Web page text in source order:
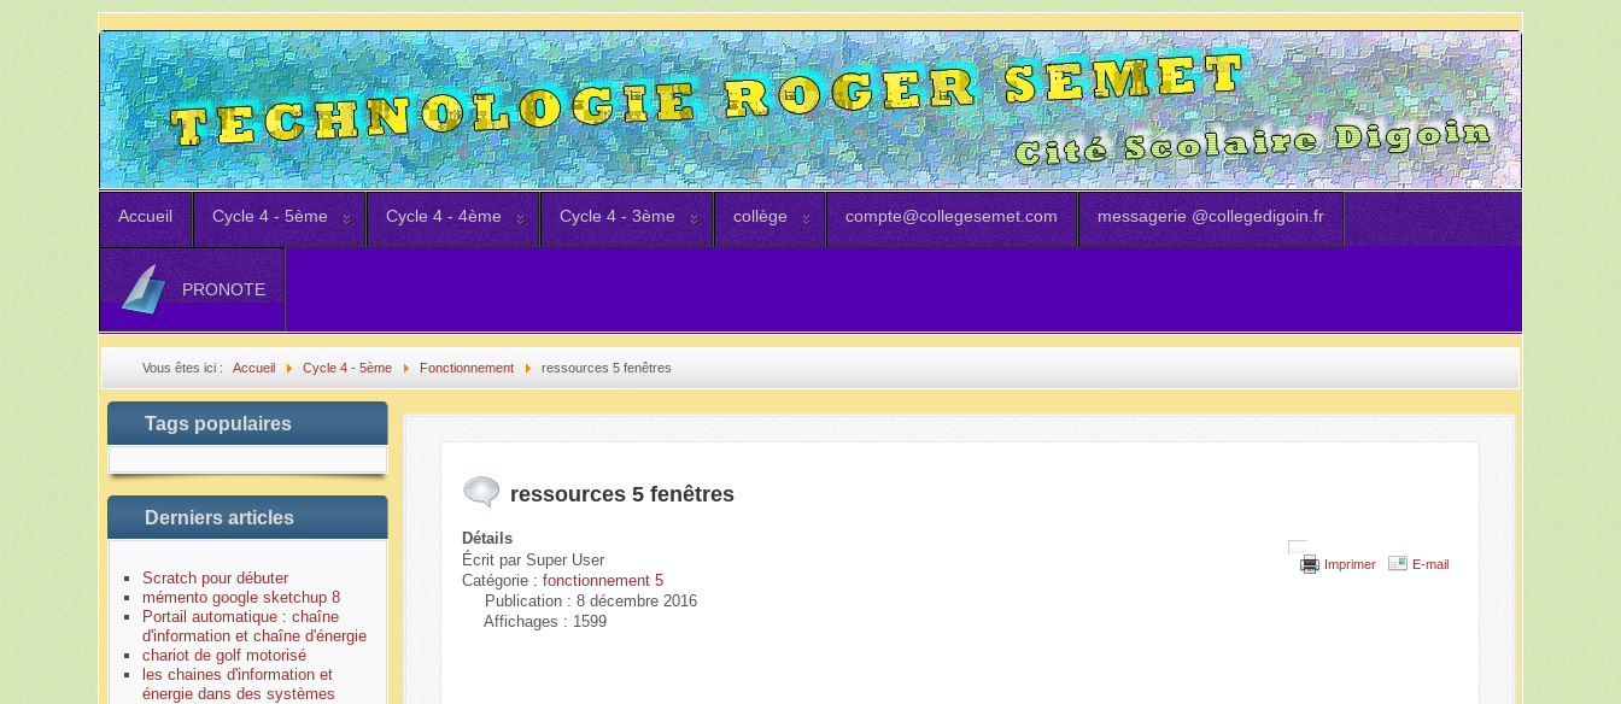
Accueil Cycle 4 - 5ème Cycle 4 - 4ème Cycle 4 - 3ème collège compte@collegesemet.com messagerie @collegedigoin.fr
PRONOTE
Vous êtes ici :Accueil Cycle 4 - 5ème Fonctionnement ressources 5 fenêtres
Tags populaires
Derniers articles
Scratch pour débuter
mémento google sketchup 8
Portail automatique : chaîne
d'information et chaîne d'énergie
chariot de golf motorisé
les chaines d'information et
énergie dans des systèmes
ressources 5 fenêtres
Imprimer E-mail
Détails
Écrit par Super User
Catégorie : fonctionnement 5
Publication : 8 décembre 2016
Affichages : 1599